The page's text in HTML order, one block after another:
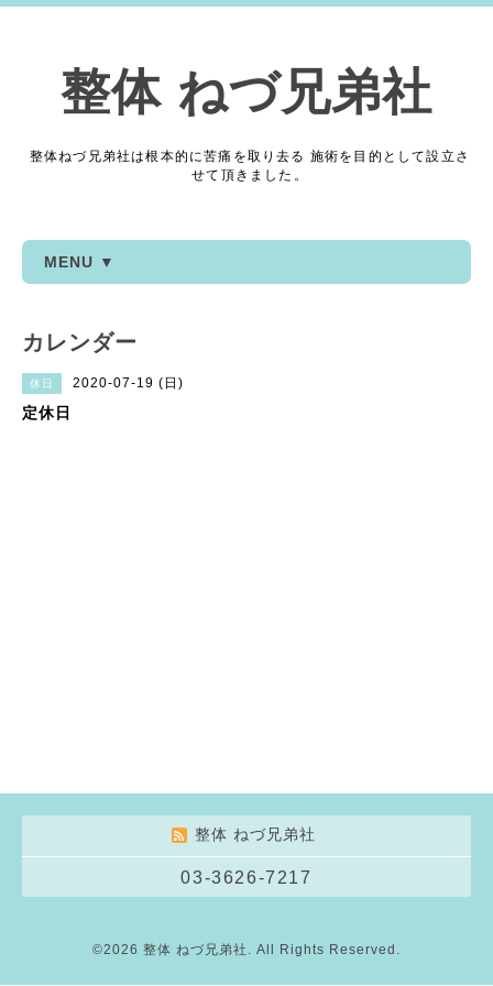
整体 ねづ兄弟社
整体ねづ兄弟社は根本的に苦痛を取り去る 施術を目的として設立さ
せて頂きました。
MENU ▼
カレンダー
休日 2020-07-19 (日)
定休日
整体 ねづ兄弟社
03-3626-7217
©2026 整体 ねづ兄弟社 . All Rights Reserved.